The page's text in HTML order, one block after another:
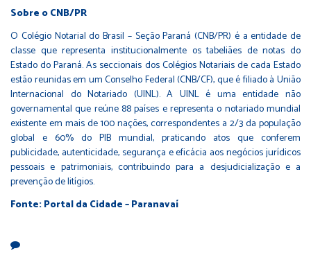
Sobre o CNB/PR
O Colégio Notarial do Brasil – Seção Paraná (CNB/PR) é a entidade de
classe que representa institucionalmente os tabeliães de notas do
Estado do Paraná. As seccionais dos Colégios Notariais de cada Estado
estão reunidas em um Conselho Federal (CNB/CF), que é filiado à União
Internacional do Notariado (UINL). A UINL é uma entidade não
governamental que reúne 88 países e representa o notariado mundial
existente em mais de 100 nações, correspondentes a 2/3 da população
global e 60% do PIB mundial, praticando atos que conferem
publicidade, autenticidade, segurança e eficácia aos negócios jurídicos
pessoais e patrimoniais, contribuindo para a desjudicialização e a
prevenção de litígios.
Fonte: Portal da Cidade – Paranavaí